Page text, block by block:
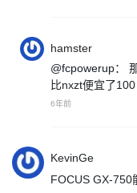
hamster
@fcpowerup：
比nxzt便宜了100
6年前
KevinGe
FOCUS GX-750